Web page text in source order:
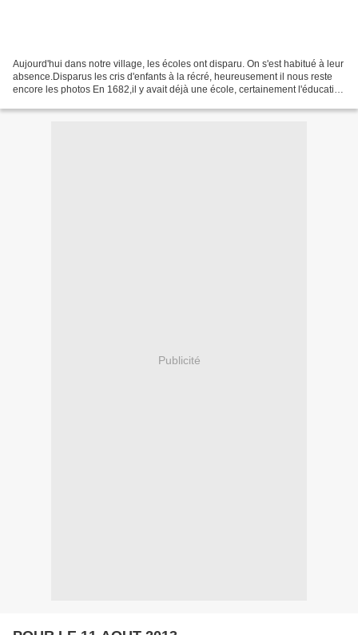
Aujourd'hui dans notre village, les écoles ont disparu. On s'est habitué à leur
absence.Disparus les cris d'enfants à la récré, heureusement il nous reste
encore les photos En 1682,il y avait déjà une école, certainement l'éducation
Publicité